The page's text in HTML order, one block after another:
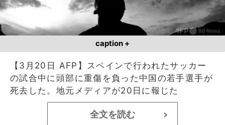
caption +
【3月20日 AFP】スペインで行われたサッカー
の試合中に頭部に重傷を負った中国の若手選手が
死去した。地元メディアが20日に報じた
全文を読む >